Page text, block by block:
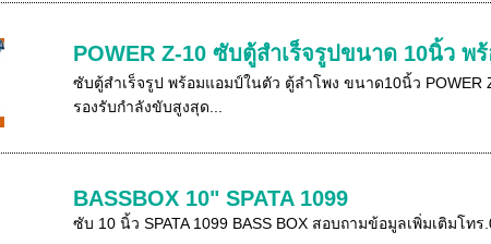
POWER Z-10 ซับตู้สำเร็จรูปขนาด 10นิ้ว พ
ซับตู้สำเร็จรูป พร้อมแอมป์ในตัว ตู้ลำโพง ขนาด10นิ้ว
รองรับกำลังขับสูงสุด...
BASSBOX 10" SPATA 1099
ซับ 10 นิ้ว SPATA 1099 BASS BOX สอบถามข้อมูลเพิ่มเติมโท